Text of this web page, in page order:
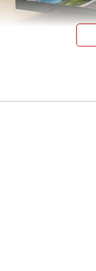
tái tạo hoàn hảo
phút. Điều này